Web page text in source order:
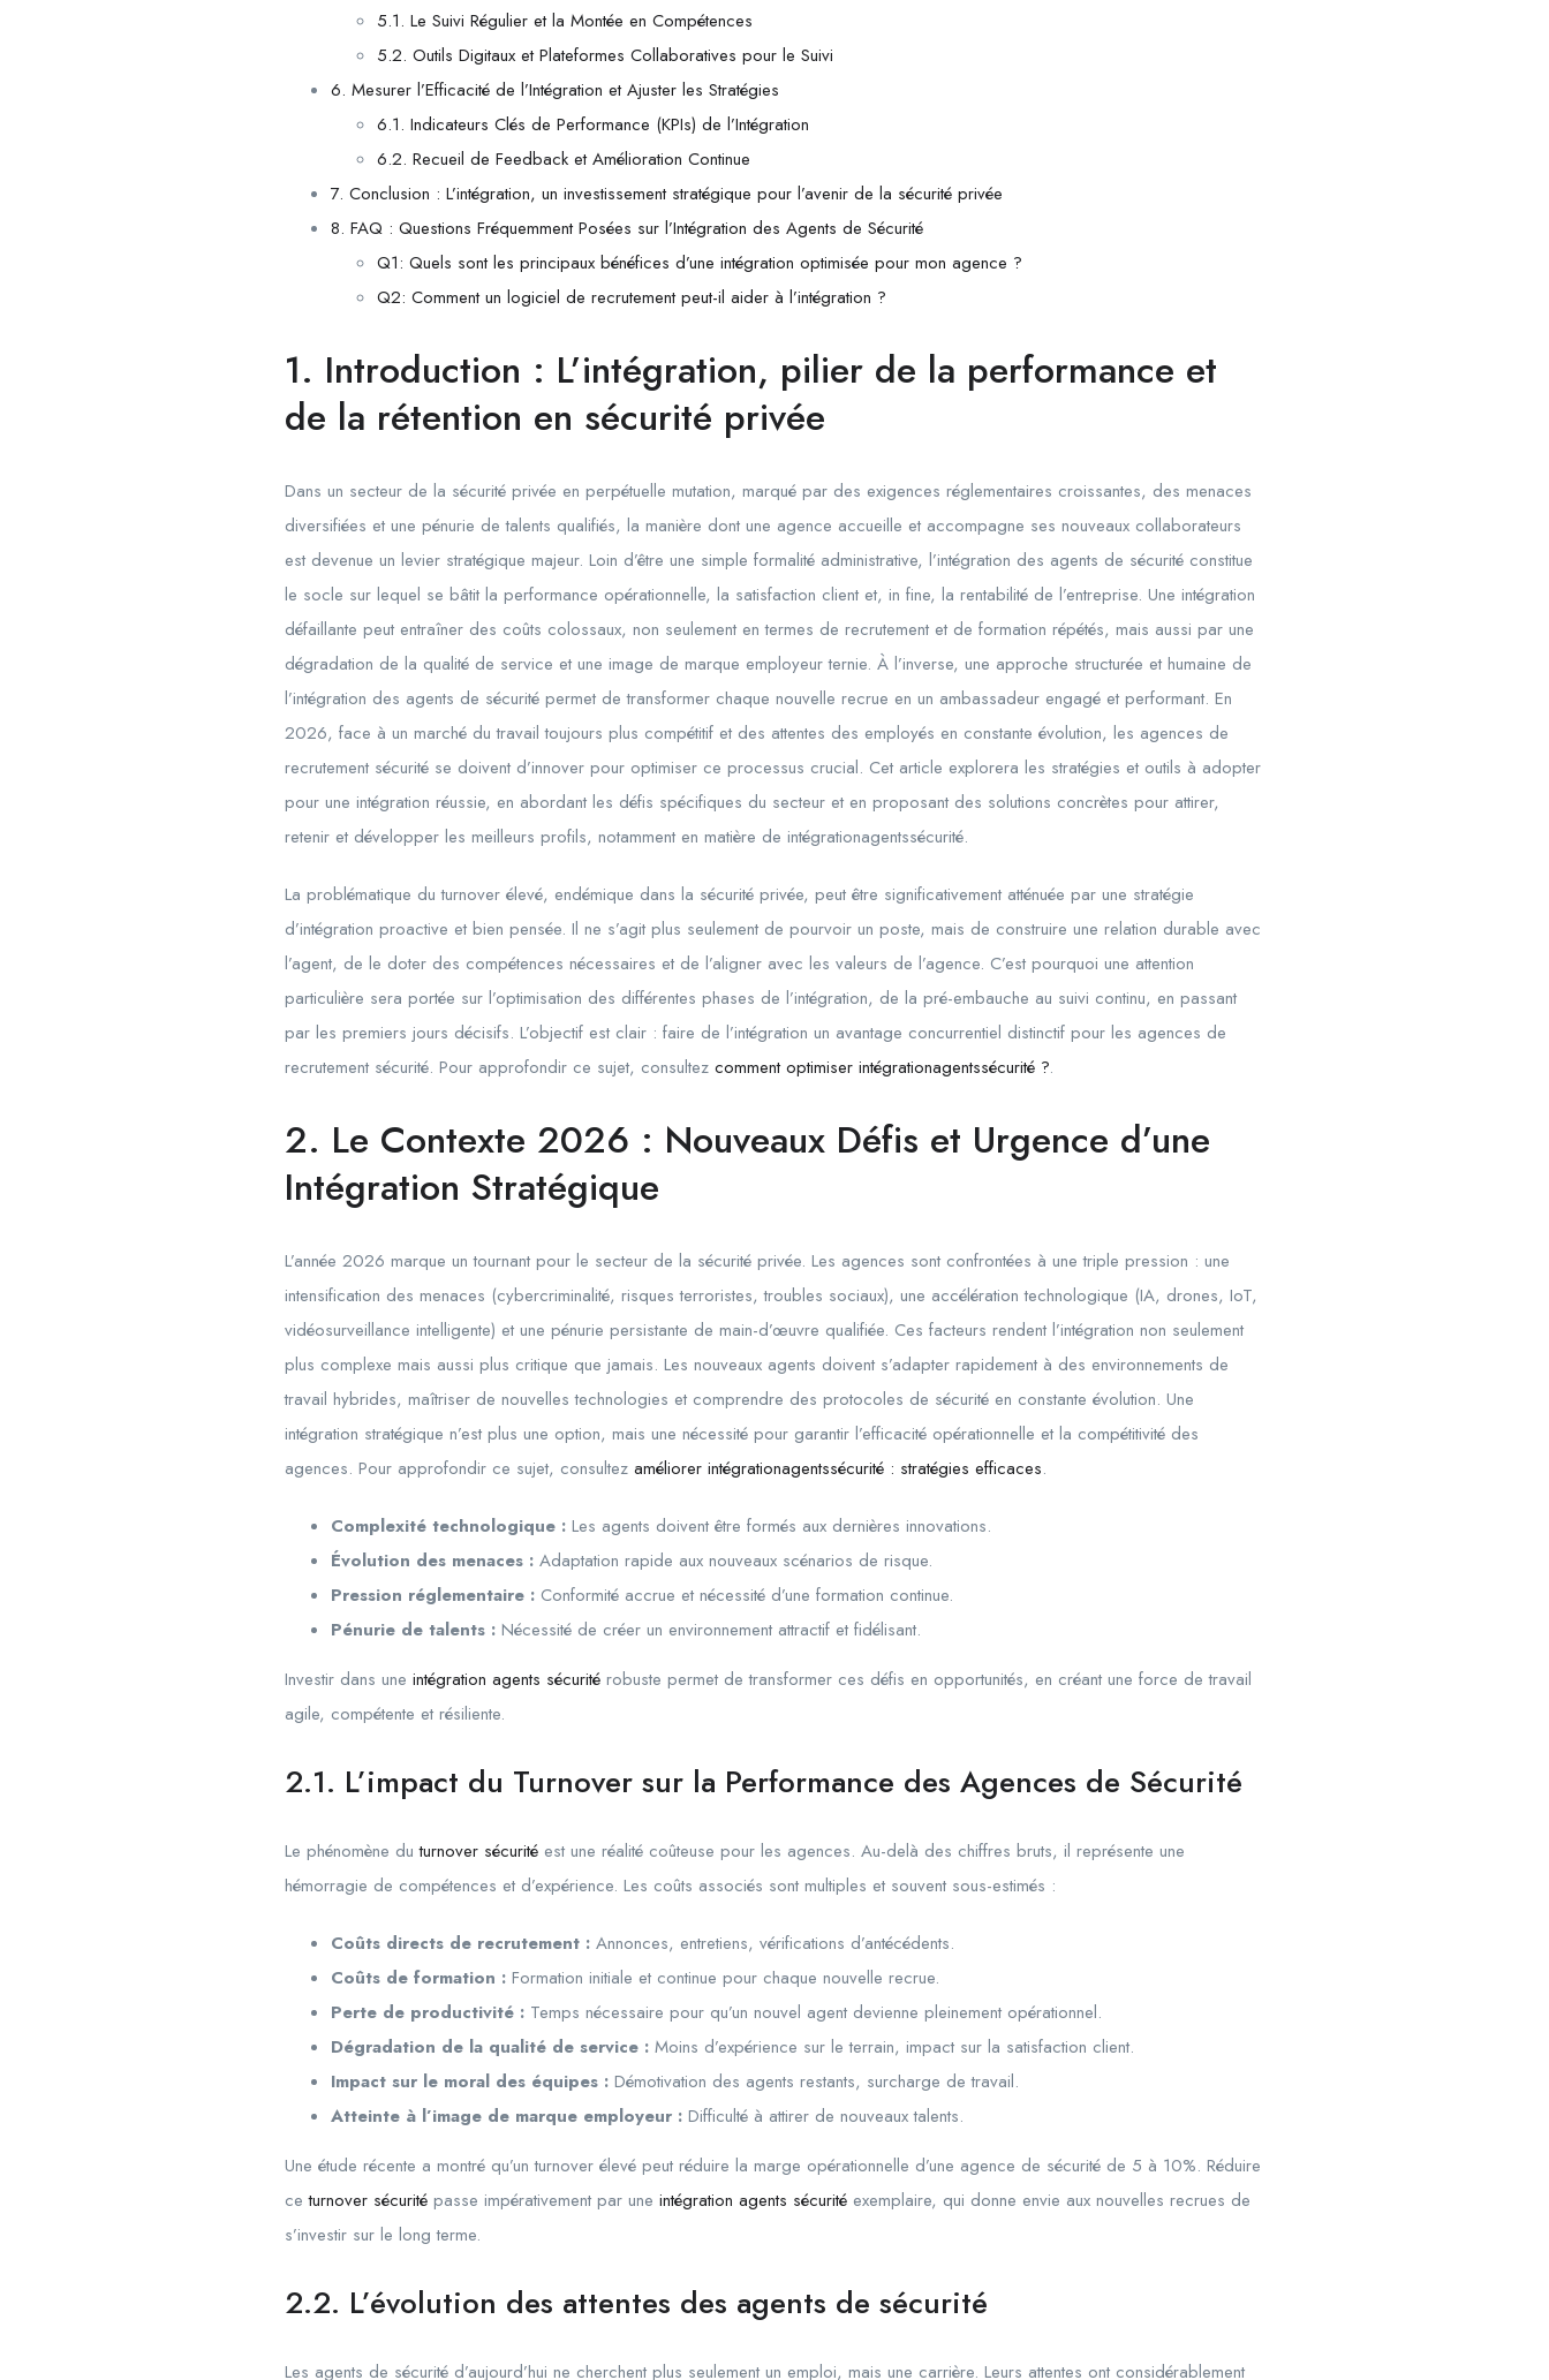
5.1. Le Suivi Régulier et la Montée en Compétences
5.2. Outils Digitaux et Plateformes Collaboratives pour le Suivi
6. Mesurer l’Efficacité de l’Intégration et Ajuster les Stratégies
6.1. Indicateurs Clés de Performance (KPIs) de l’Intégration
6.2. Recueil de Feedback et Amélioration Continue
7. Conclusion : L’intégration, un investissement stratégique pour l’avenir de la sécurité privée
8. FAQ : Questions Fréquemment Posées sur l’Intégration des Agents de Sécurité
Q1: Quels sont les principaux bénéfices d’une intégration optimisée pour mon agence ?
Q2: Comment un logiciel de recrutement peut-il aider à l’intégration ?
1. Introduction : L’intégration, pilier de la performance et
de la rétention en sécurité privée
Dans un secteur de la sécurité privée en perpétuelle mutation, marqué par des exigences réglementaires croissantes, des menaces
diversifiées et une pénurie de talents qualifiés, la manière dont une agence accueille et accompagne ses nouveaux collaborateurs
est devenue un levier stratégique majeur. Loin d’être une simple formalité administrative, l’intégration des agents de sécurité constitue
le socle sur lequel se bâtit la performance opérationnelle, la satisfaction client et, in fine, la rentabilité de l’entreprise. Une intégration
défaillante peut entraîner des coûts colossaux, non seulement en termes de recrutement et de formation répétés, mais aussi par une
dégradation de la qualité de service et une image de marque employeur ternie. À l’inverse, une approche structurée et humaine de
l’intégration des agents de sécurité permet de transformer chaque nouvelle recrue en un ambassadeur engagé et performant. En
2026, face à un marché du travail toujours plus compétitif et des attentes des employés en constante évolution, les agences de
recrutement sécurité se doivent d’innover pour optimiser ce processus crucial. Cet article explorera les stratégies et outils à adopter
pour une intégration réussie, en abordant les défis spécifiques du secteur et en proposant des solutions concrètes pour attirer,
retenir et développer les meilleurs profils, notamment en matière de intégrationagentssécurité.
La problématique du turnover élevé, endémique dans la sécurité privée, peut être significativement atténuée par une stratégie
d’intégration proactive et bien pensée. Il ne s’agit plus seulement de pourvoir un poste, mais de construire une relation durable avec
l’agent, de le doter des compétences nécessaires et de l’aligner avec les valeurs de l’agence. C’est pourquoi une attention
particulière sera portée sur l’optimisation des différentes phases de l’intégration, de la pré-embauche au suivi continu, en passant
par les premiers jours décisifs. L’objectif est clair : faire de l’intégration un avantage concurrentiel distinctif pour les agences de
recrutement sécurité. Pour approfondir ce sujet, consultez comment optimiser intégrationagentssécurité ?.
2. Le Contexte 2026 : Nouveaux Défis et Urgence d’une
Intégration Stratégique
L’année 2026 marque un tournant pour le secteur de la sécurité privée. Les agences sont confrontées à une triple pression : une
intensification des menaces (cybercriminalité, risques terroristes, troubles sociaux), une accélération technologique (IA, drones, IoT,
vidéosurveillance intelligente) et une pénurie persistante de main-d’œuvre qualifiée. Ces facteurs rendent l’intégration non seulement
plus complexe mais aussi plus critique que jamais. Les nouveaux agents doivent s’adapter rapidement à des environnements de
travail hybrides, maîtriser de nouvelles technologies et comprendre des protocoles de sécurité en constante évolution. Une
intégration stratégique n’est plus une option, mais une nécessité pour garantir l’efficacité opérationnelle et la compétitivité des
agences. Pour approfondir ce sujet, consultez améliorer intégrationagentssécurité : stratégies efficaces.
Complexité technologique : Les agents doivent être formés aux dernières innovations.
Évolution des menaces : Adaptation rapide aux nouveaux scénarios de risque.
Pression réglementaire : Conformité accrue et nécessité d’une formation continue.
Pénurie de talents : Nécessité de créer un environnement attractif et fidélisant.
Investir dans une intégration agents sécurité robuste permet de transformer ces défis en opportunités, en créant une force de travail
agile, compétente et résiliente.
2.1. L’impact du Turnover sur la Performance des Agences de Sécurité
Le phénomène duturnover sécurité est une réalité coûteuse pour les agences. Au-delà des chiffres bruts, il représente une
hémorragie de compétences et d’expérience. Les coûts associés sont multiples et souvent sous-estimés :
Coûts directs de recrutement : Annonces, entretiens, vérifications d’antécédents.
Coûts de formation : Formation initiale et continue pour chaque nouvelle recrue.
Perte de productivité : Temps nécessaire pour qu’un nouvel agent devienne pleinement opérationnel.
Dégradation de la qualité de service : Moins d’expérience sur le terrain, impact sur la satisfaction client.
Impact sur le moral des équipes : Démotivation des agents restants, surcharge de travail.
Atteinte à l’image de marque employeur : Difficulté à attirer de nouveaux talents.
Une étude récente a montré qu’un turnover élevé peut réduire la marge opérationnelle d’une agence de sécurité de 5 à 10%. Réduire
ceturnover sécurité passe impérativement par une intégration agents sécurité exemplaire, qui donne envie aux nouvelles recrues de
s’investir sur le long terme.
2.2. L’évolution des attentes des agents de sécurité
Les agents de sécurité d’aujourd’hui ne cherchent plus seulement un emploi, mais une carrière. Leurs attentes ont considérablement